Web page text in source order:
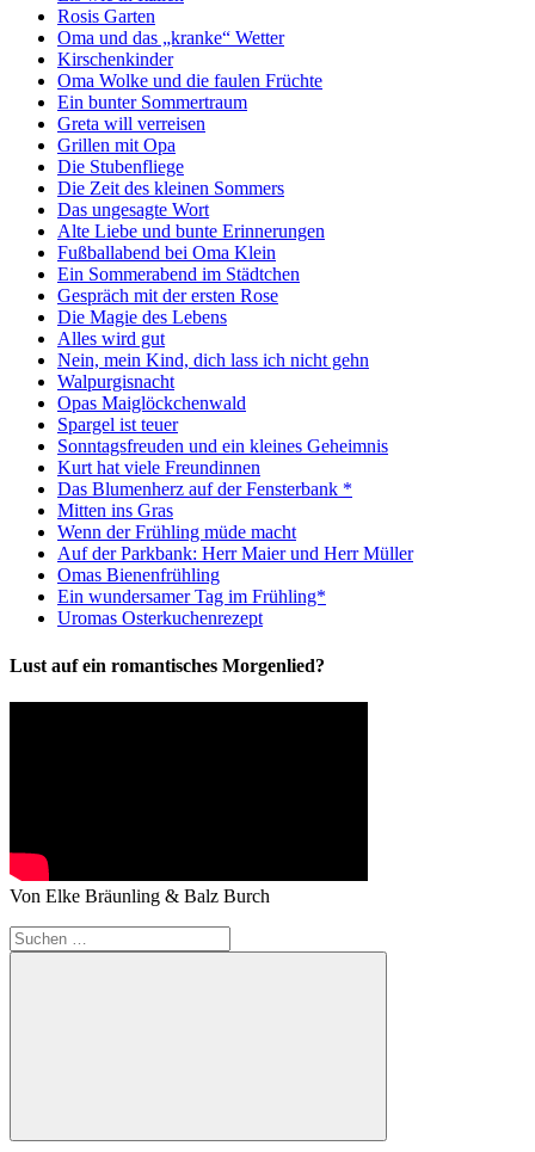
Rosis Garten
Oma und das „kranke“ Wetter
Kirschenkinder
Oma Wolke und die faulen Früchte
Ein bunter Sommertraum
Greta will verreisen
Grillen mit Opa
Die Stubenfliege
Die Zeit des kleinen Sommers
Das ungesagte Wort
Alte Liebe und bunte Erinnerungen
Fußballabend bei Oma Klein
Ein Sommerabend im Städtchen
Gespräch mit der ersten Rose
Die Magie des Lebens
Alles wird gut
Nein, mein Kind, dich lass ich nicht gehn
Walpurgisnacht
Opas Maiglöckchenwald
Spargel ist teuer
Sonntagsfreuden und ein kleines Geheimnis
Kurt hat viele Freundinnen
Das Blumenherz auf der Fensterbank *
Mitten ins Gras
Wenn der Frühling müde macht
Auf der Parkbank: Herr Maier und Herr Müller
Omas Bienenfrühling
Ein wundersamer Tag im Frühling*
Uromas Osterkuchenrezept
Lust auf ein romantisches Morgenlied?
Von Elke Bräunling & Balz Burch
Suchen
nach:
Suchen